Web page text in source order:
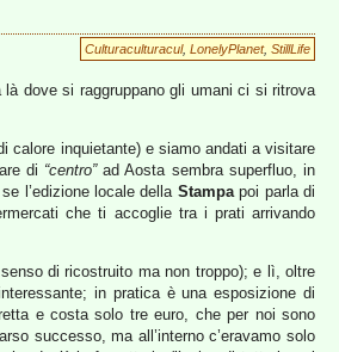
Culturaculturacul, LonelyPlanet, StillLife
dove si raggruppano gli umani ci si ritrova
calore inquietante) e siamo andati a visitare
di “centro”ad Aosta sembra superfluo, in
l’edizione locale della Stampapoi parla di
che ti accoglie tra i prati arrivando
di ricostruito ma non troppo); e lì, oltre
in pratica è una esposizione di
e costa solo tre euro, che per noi sono
successo, ma all’interno c’eravamo solo